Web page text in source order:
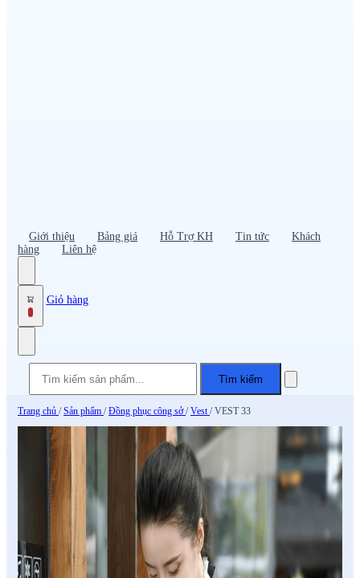
Giới thiệu Bảng giá Hỗ Trợ KH Tin tức
Khách
hàng
Liên hệ
0
Giỏ hàng
Tìm kiếm
Trang chủ / Sản phẩm / Đồng phục công sở/ Vest / VEST 33